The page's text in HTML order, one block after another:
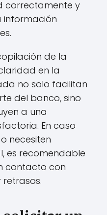
correctamente y
de la
en la
no solo facilitan
del banco, sino
a una
En caso
necesiten
es recomendable
contacto con